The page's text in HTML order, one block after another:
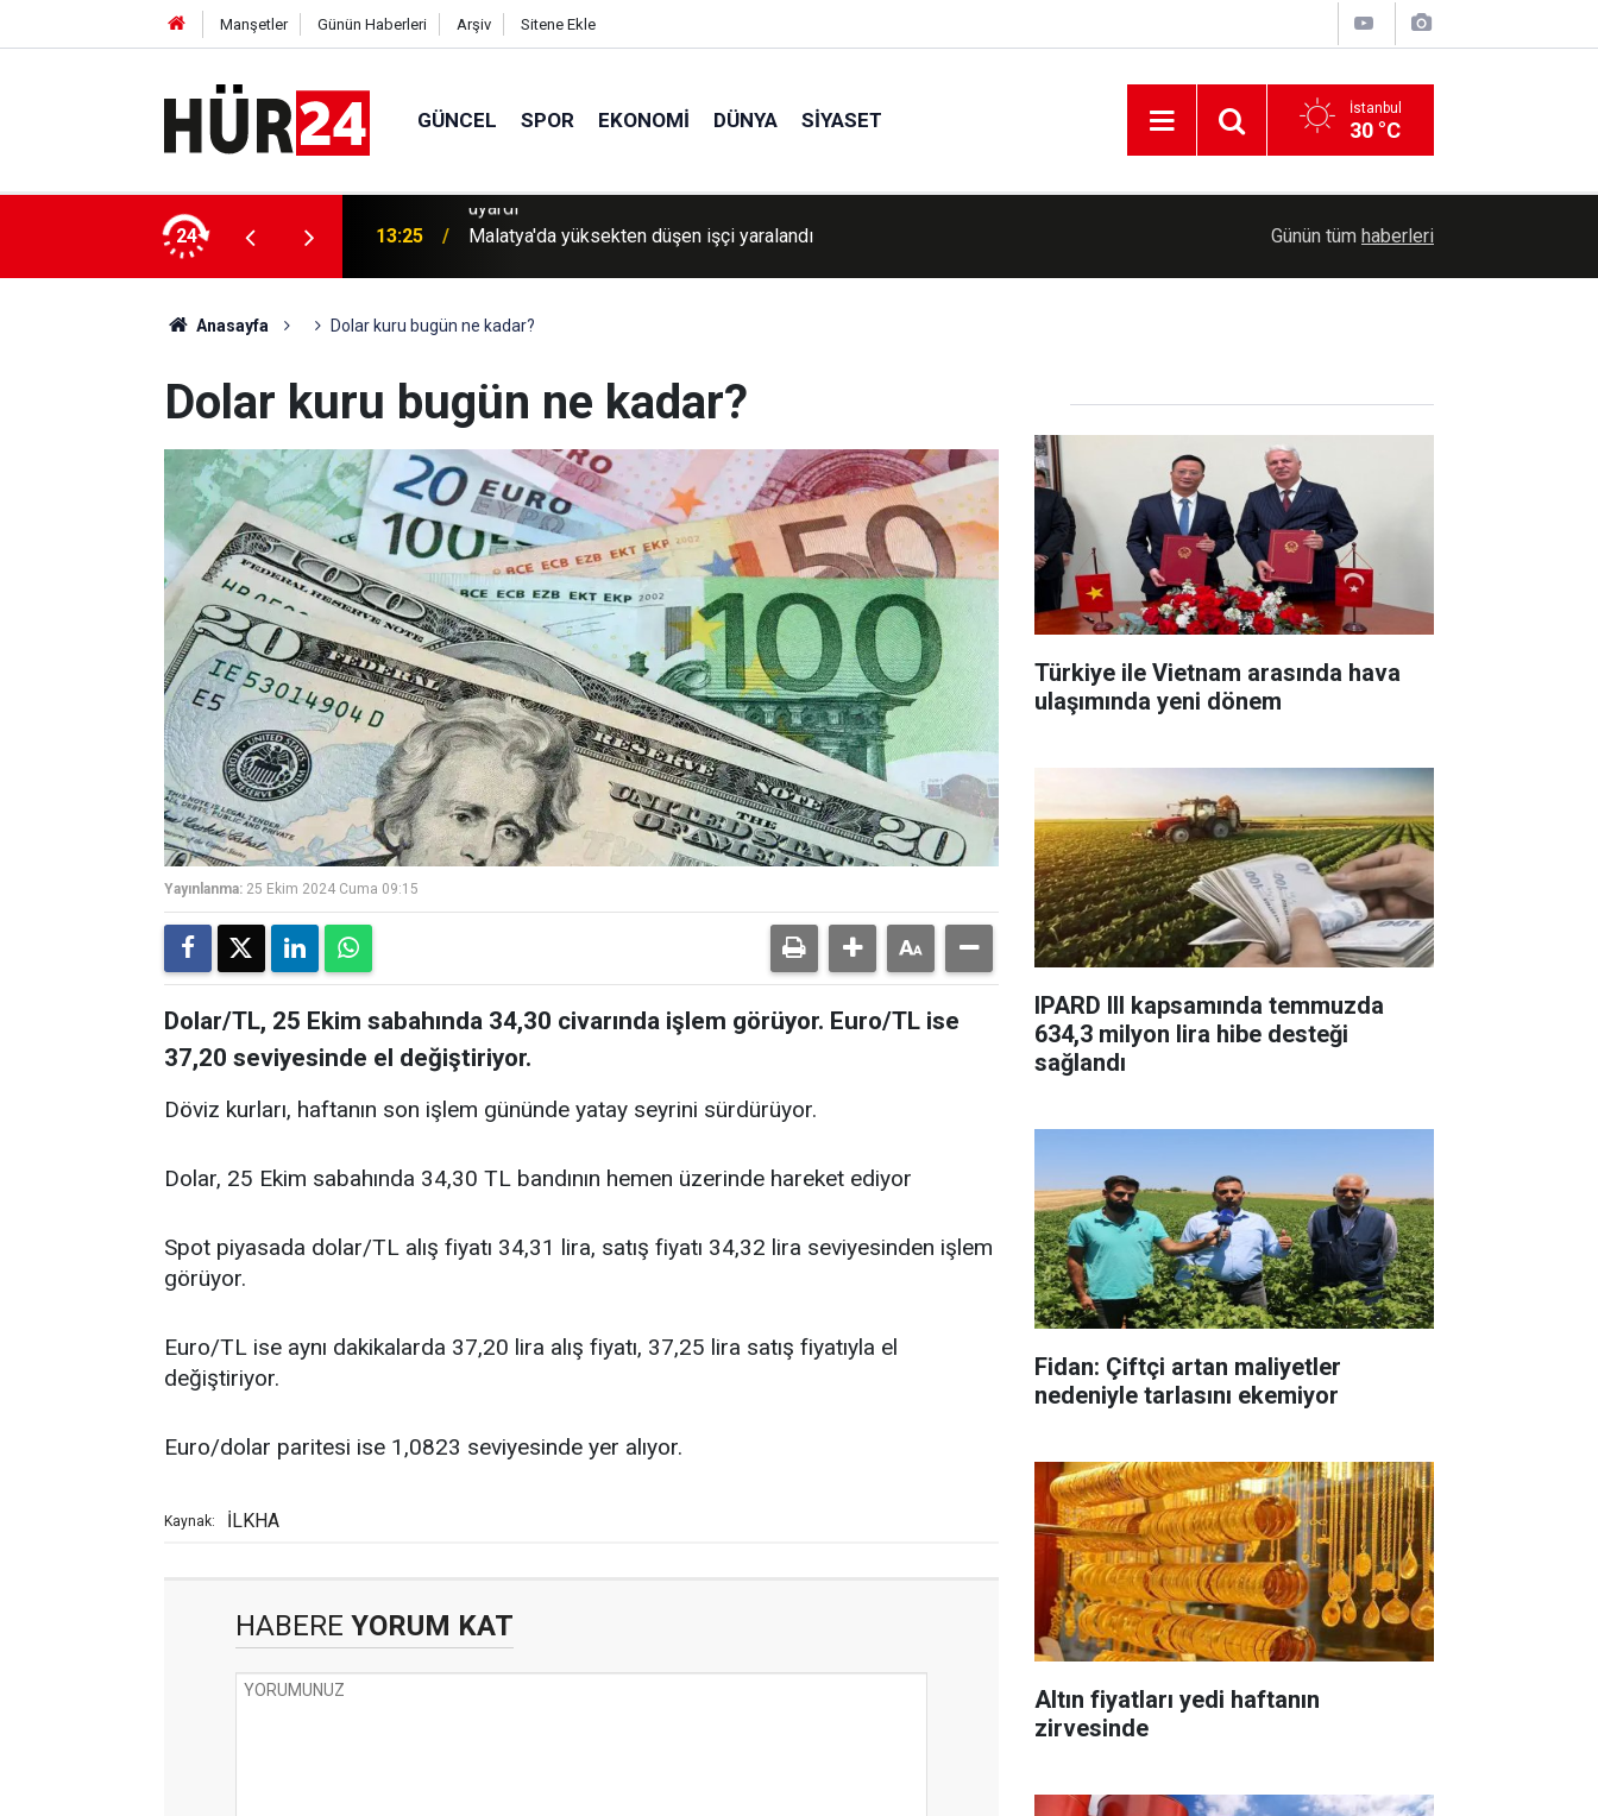
Manşetler Günün Haberleri Arşiv Sitene Ekle
GÜNCEL SPOR EKONOMI DÜNYA SIYASET İstanbul
30 °C
24
yetkililer lahar tehlikesine karşı
13:25 Malatya'da yüksekten düşen işçi yaralandı MSB: İşgal rejimi ateşkes çabalarını sabote
Günün tüm haberleri
Anasayfa Dolar kuru bugün ne kadar?
Dolar kuru bugün ne kadar?
Yayınlanma: 25 Ekim 2024 Cuma 09:15
Dolar/TL, 25 Ekim sabahında 34,30 civarında işlem görüyor. Euro/TL ise
37,20 seviyesinde el değiştiriyor.
Döviz kurları, haftanın son işlem gününde yatay seyrini sürdürüyor.
Dolar, 25 Ekim sabahında 34,30 TL bandının hemen üzerinde hareket ediyor
Spot piyasada dolar/TL alış fiyatı 34,31 lira, satış fiyatı 34,32 lira seviyesinden işlem
görüyor.
Euro/TL ise aynı dakikalarda 37,20 lira alış fiyatı, 37,25 lira satış fiyatıyla el
değiştiriyor.
Euro/dolar paritesi ise 1,0823 seviyesinde yer alıyor.
Kaynak: İLKHA
HABERE YORUM KAT
Türkiye ile Vietnam arasında hava
ulaşımında yeni dönem
IPARD III kapsamında temmuzda
634,3 milyon lira hibe desteği
sağlandı
Fidan: Çiftçi artan maliyetler
nedeniyle tarlasını ekemiyor
Altın fiyatları yedi haftanın
zirvesinde